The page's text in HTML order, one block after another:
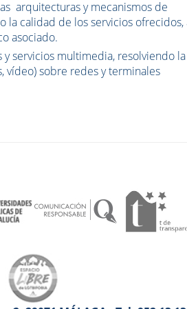
arquitecturas y mecanismos de
la calidad de los servicios ofrecidos,
asociado.
servicios multimedia, resolviendo la
vídeo) sobre redes y terminales